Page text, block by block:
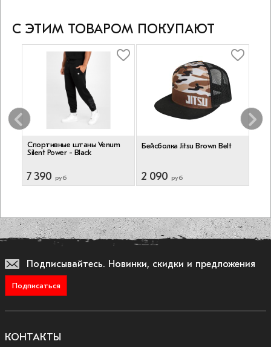
С ЭТИМ ТОВАРОМ ПОКУПАЮТ
Спортивные штаны Venum
Silent Power - Black
7 390 руб
Бейсболка Jitsu Brown Belt
2 090 руб
Подписывайтесь. Новинки, скидки и предложения
Подписаться
КОНТАКТЫ